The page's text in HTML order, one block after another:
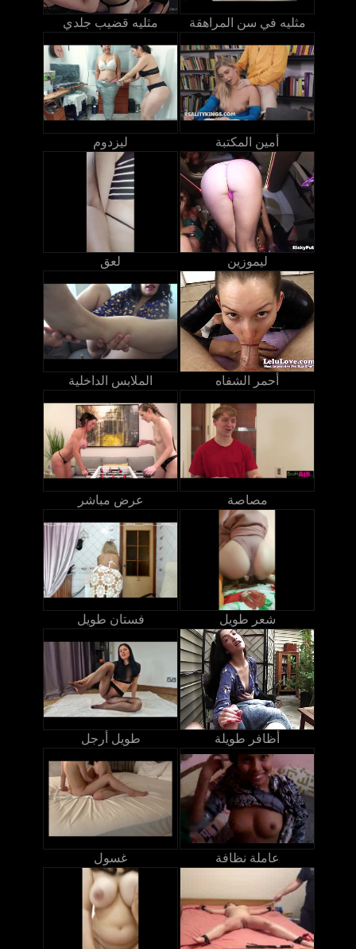
مثليه قضيب جلدي مثليه في سن المراهقة
ليزدوم أمين المكتبة
لعق ليموزين
الملابس الداخلية أحمر الشفاه
عرض مباشر مصاصة
فستان طويل شعر طويل
طويل أرجل أظافر طويلة
غسول عاملة نظافة